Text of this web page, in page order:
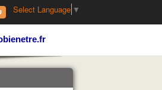
Select Language ▼